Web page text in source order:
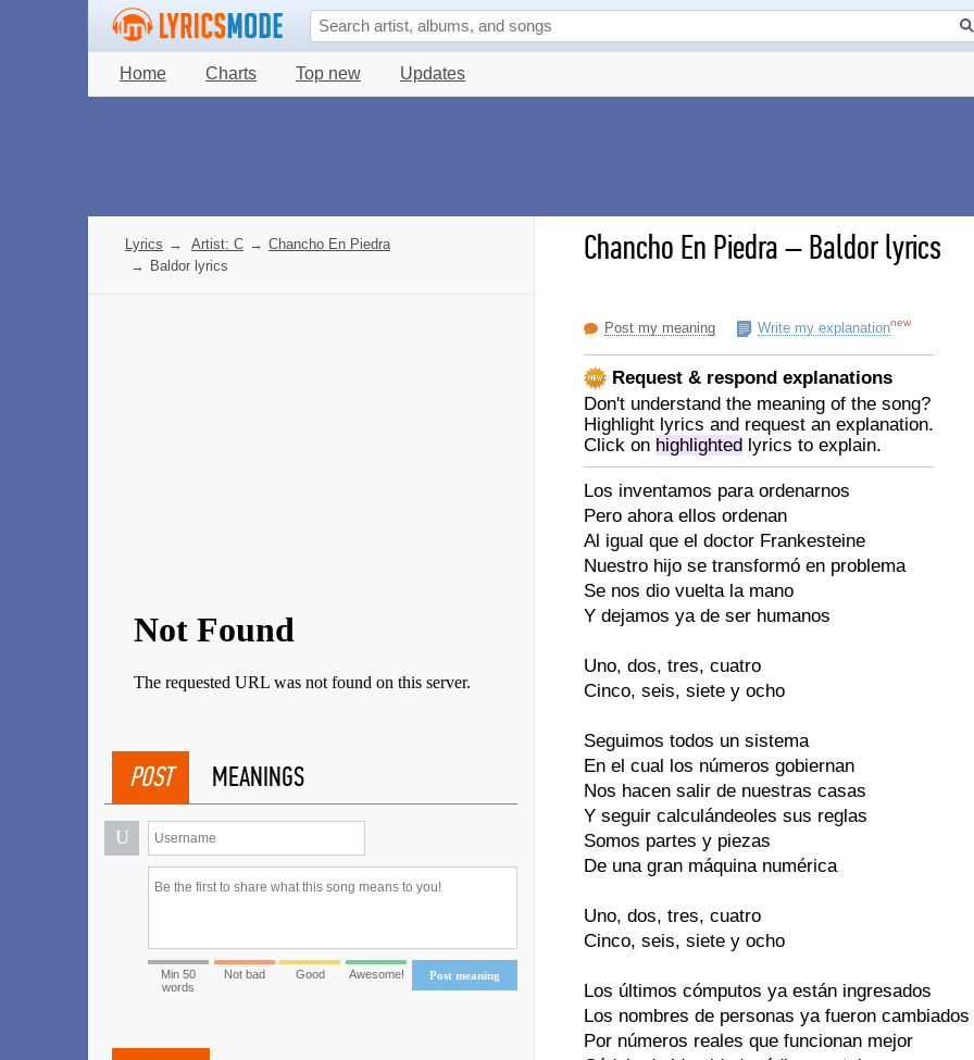
Home Charts Top new Updates
Chancho En Piedra–Baldor lyrics
Post my meaning Write my explanationnew
Request & respond explanations
Don't understand the meaning of the song?
Highlight lyrics and request an explanation.
Click on highlighted lyrics to explain.
Los inventamos para ordenarnos
Pero ahora ellos ordenan
Al igual que el doctor Frankesteine
Nuestro hijo se transformó en problema
Se nos dio vuelta la mano
Y dejamos ya de ser humanos
Uno, dos, tres, cuatro
Cinco, seis, siete y ocho
Seguimos todos un sistema
En el cual los números gobiernan
Nos hacen salir de nuestras casas
Y seguir calculándeoles sus reglas
Somos partes y piezas
De una gran máquina numérica
Uno, dos, tres, cuatro
Cinco, seis, siete y ocho
Los últimos cómputos ya están ingresados
Los nombres de personas ya fueron cambiados
Por números reales que funcionan mejor
Lyrics → Artist: C → Chancho En Piedra
→ Baldor lyrics
POST MEANINGS
U
Post meaning
Min 50
words
Not bad Good Awesome!